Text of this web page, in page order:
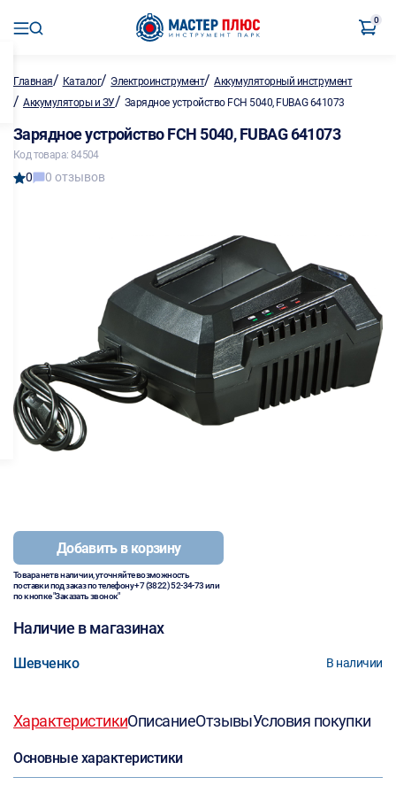
0
Главная/ Каталог/ Электроинструмент/Аккумуляторный инструмент
/ Аккумуляторы и ЗУ/ Зарядное устройство FCH 5040, FUBAG 641073
Зарядное устройство FCH 5040, FUBAG 641073
Код товара: 84504
0 0 отзывов
Добавить в корзину
Товара нет в наличии, уточняйте возможность
поставки под заказ по телефону+7 (3822) 52-34-73или
по кнопке "Заказать звонок"
Наличие в магазинах
Шевченко В наличии
ХарактеристикиОписаниеОтзывыУсловия покупки
Основные характеристики